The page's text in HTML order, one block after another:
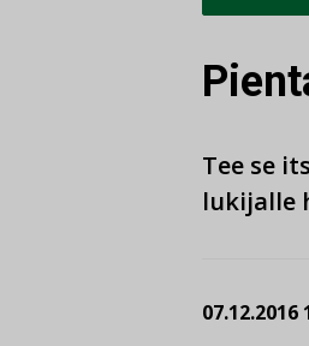
Tee se
lukijalle
07.12.2016